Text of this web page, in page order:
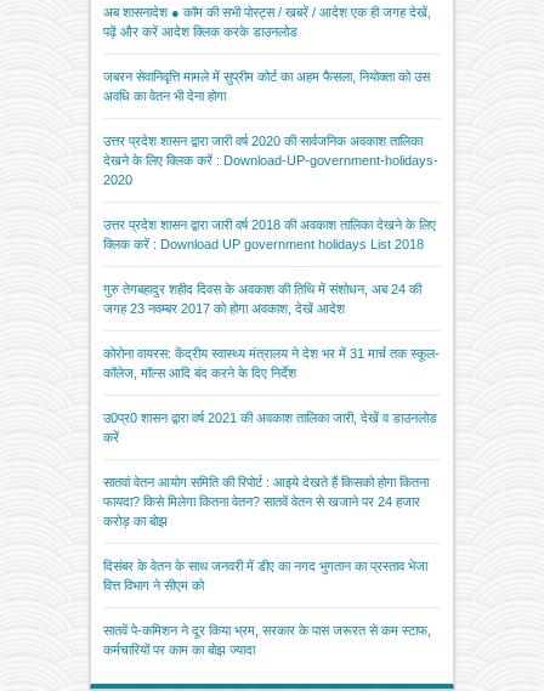
अब शासनादेश ● कॉम की सभी पोस्ट्स / खबरें / आदेश एक ही जगह देखें,
पढ़ें और करें आदेश क्लिक करके डाउनलोड
जबरन सेवानिवृत्ति मामले में सुप्रीम कोर्ट का अहम फैसला, नियोक्ता को उस
अवधि का वेतन भी देना होगा
उत्तर प्रदेश शासन द्वारा जारी वर्ष 2020 की सार्वजनिक अवकाश तालिका
देखने के लिए क्लिक करें : Download-UP-government-holidays-
2020
उत्तर प्रदेश शासन द्वारा जारी वर्ष 2018 की अवकाश तालिका देखने के लिए
क्लिक करें : Download UP government holidays List 2018
गुरु तेगबहादुर शहीद दिवस के अवकाश की तिथि में संशोधन, अब 24 की
जगह 23 नवम्बर 2017 को होगा अवकाश, देखें आदेश
कोरोना वायरस: केंद्रीय स्वास्थ्य मंत्रालय ने देश भर में 31 मार्च तक स्कूल-
कॉलेज, मॉल्स आदि बंद करने के दिए निर्देश
उ0प्र0 शासन द्वारा वर्ष 2021 की अवकाश तालिका जारी, देखें व डाउनलोड
करें
सातवां वेतन आयोग समिति की रिपोर्ट : आइये देखते हैं किसको होगा कितना
फायदा? किसे मिलेगा कितना वेतन? सातवें वेतन से खजाने पर 24 हजार
करोड़ का बोझ
दिसंबर के वेतन के साथ जनवरी में डीए का नगद भुगतान का प्रस्ताव भेजा
वित्त विभाग ने सीएम को
सातवें पे-कमिशन ने दूर किया भ्रम, सरकार के पास जरूरत से कम स्टाफ,
कर्मचारियों पर काम का बोझ ज्यादा